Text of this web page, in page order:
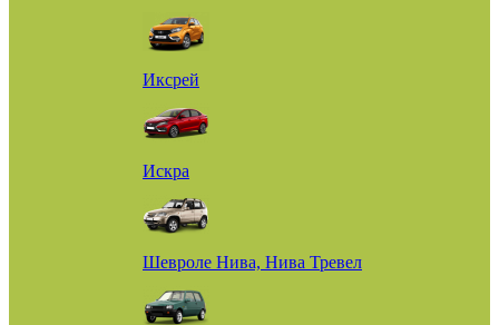
Иксрей
Искра
Шевроле Нива, Нива Тревел